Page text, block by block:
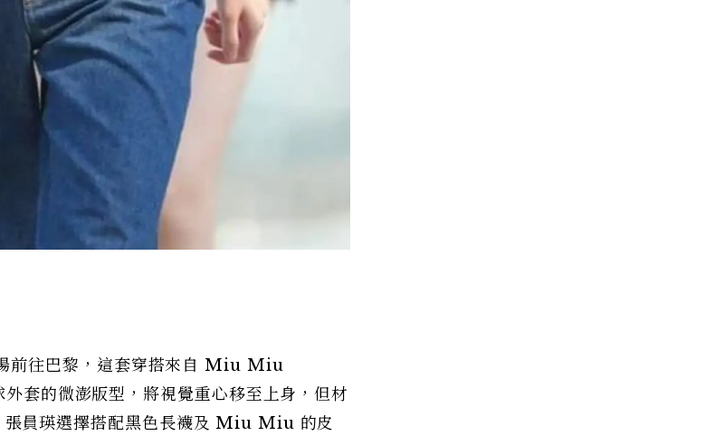
前往巴黎，這套穿搭來自 Miu Miu
的微澎版型，將視覺重心移至上身，但材
張員瑛選擇搭配黑色長襪及 Miu Miu 的皮